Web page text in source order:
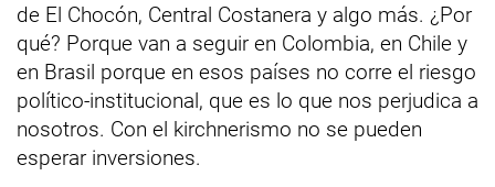
de El Chocón, Central Costanera y algo más. ¿Por
qué? Porque van a seguir en Colombia, en Chile y
en Brasil porque en esos países no corre el riesgo
político-institucional, que es lo que nos perjudica a
nosotros. Con el kirchnerismo no se pueden
esperar inversiones.